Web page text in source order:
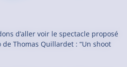
d’aller voir le spectacle proposé
Thomas Quillardet : “Un shoot